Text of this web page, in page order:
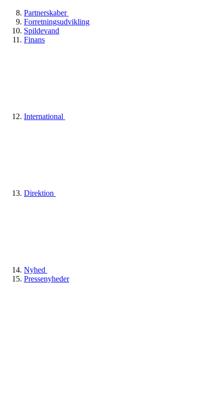
Partnerskaber
Forretningsudvikling
Spildevand
Finans
International
Direktion
Nyhed
Pressenyheder